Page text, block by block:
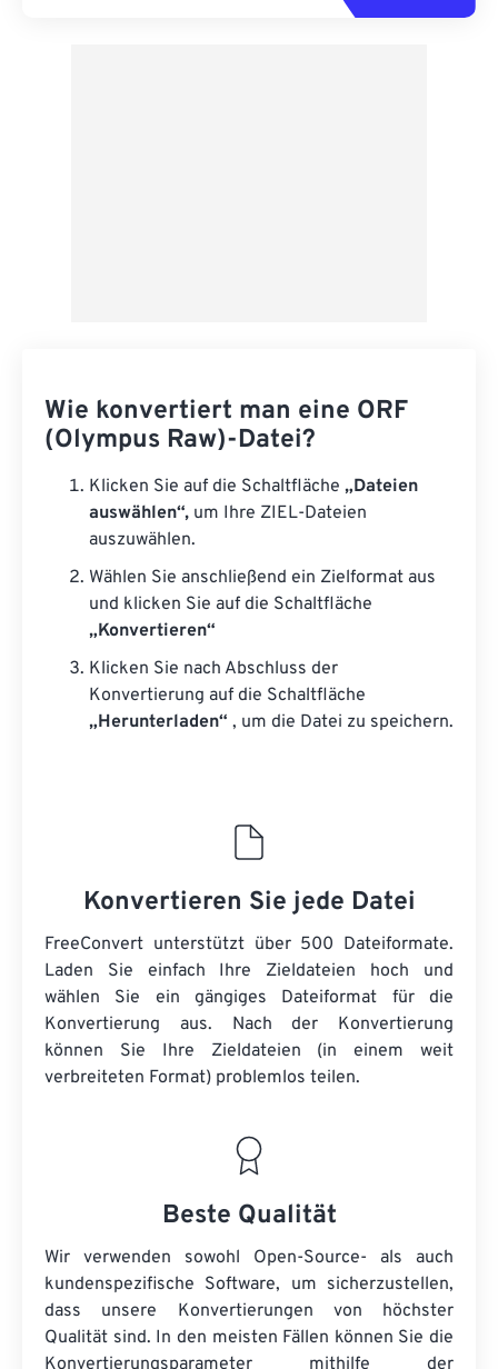
Wie konvertiert man eine ORF
(Olympus Raw)-Datei?
Klicken Sie auf die Schaltfläche „Dateien
auswählen“, um Ihre ZIEL-Dateien
auszuwählen.
Wählen Sie anschließend ein Zielformat aus
und klicken Sie auf die Schaltfläche
„Konvertieren“
Klicken Sie nach Abschluss der
Konvertierung auf die Schaltfläche
„Herunterladen“ , um die Datei zu speichern.
Konvertieren Sie jede Datei
FreeConvert unterstützt über 500 Dateiformate.
Laden Sie einfach Ihre Zieldateien hoch und
wählen Sie ein gängiges Dateiformat für die
Konvertierung aus. Nach der Konvertierung
können Sie Ihre Zieldateien (in einem weit
verbreiteten Format) problemlos teilen.
Beste Qualität
Wir verwenden sowohl Open-Source- als auch
kundenspezifische Software, um sicherzustellen,
dass unsere Konvertierungen von höchster
Qualität sind. In den meisten Fällen können Sie die